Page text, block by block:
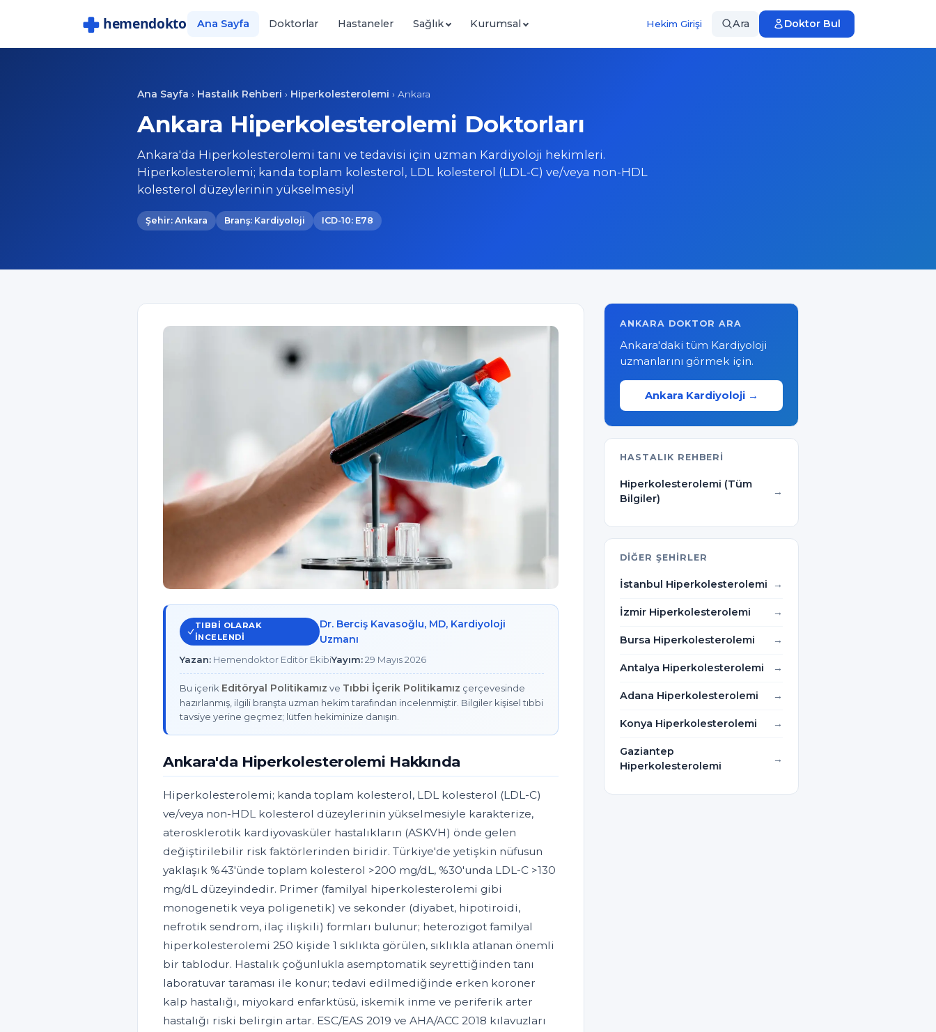
Ana Sayfa Doktorlar Hastaneler Sağlık Kurumsal Hekim Girişi Ara Doktor Bul
Ana Sayfa › Hastalık Rehberi › Hiperkolesterolemi › Ankara
Ankara Hiperkolesterolemi Doktorları
Ankara'da Hiperkolesterolemi tanı ve tedavisi için uzman Kardiyoloji hekimleri.
Hiperkolesterolemi; kanda toplam kolesterol, LDL kolesterol (LDL-C) ve/veya non-HDL
kolesterol düzeylerinin yükselmesiyl
Şehir: Ankara Branş: Kardiyoloji ICD-10: E78
TIBBI OLARAK
INCELENDI
Dr. Berciş Kavasoğlu, MD, Kardiyoloji
Uzmanı
Yazan: Hemendoktor Editör EkibiYayım:29 Mayıs 2026
Bu içerik Editöryal Politikamız ve Tıbbi İçerik Politikamız çerçevesinde
hazırlanmış, ilgili branşta uzman hekim tarafından incelenmiştir. Bilgiler kişisel tıbbi
tavsiye yerine geçmez; lütfen hekiminize danışın.
Ankara'da Hiperkolesterolemi Hakkında
Hiperkolesterolemi; kanda toplam kolesterol, LDL kolesterol (LDL-C)
ve/veya non-HDL kolesterol düzeylerinin yükselmesiyle karakterize,
aterosklerotik kardiyovasküler hastalıkların (ASKVH) önde gelen
değiştirilebilir risk faktörlerinden biridir. Türkiye'de yetişkin nüfusun
yaklaşık %43'ünde toplam kolesterol >200 mg/dL, %30'unda LDL-C >130
mg/dL düzeyindedir. Primer (familyal hiperkolesterolemi gibi
monogenetik veya poligenetik) ve sekonder (diyabet, hipotiroidi,
nefrotik sendrom, ilaç ilişkili) formları bulunur; heterozigot familyal
hiperkolesterolemi 250 kişide 1 sıklıkta görülen, sıklıkla atlanan önemli
bir tablodur. Hastalık çoğunlukla asemptomatik seyrettiğinden tanı
laboratuvar taraması ile konur; tedavi edilmediğinde erken koroner
kalp hastalığı, miyokard enfarktüsü, iskemik inme ve periferik arter
hastalığı riski belirgin artar. ESC/EAS 2019 ve AHA/ACC 2018 kılavuzları
ANKARA DOKTOR ARA
Ankara'daki tüm Kardiyoloji
uzmanlarını görmek için.
Ankara Kardiyoloji →
HASTALIK REHBERI
Hiperkolesterolemi (Tüm
Bilgiler)
DIĞER ŞEHIRLER
İstanbul Hiperkolesterolemi
İzmir Hiperkolesterolemi
Bursa Hiperkolesterolemi
Antalya Hiperkolesterolemi
Adana Hiperkolesterolemi
Konya Hiperkolesterolemi
Gaziantep
Hiperkolesterolemi